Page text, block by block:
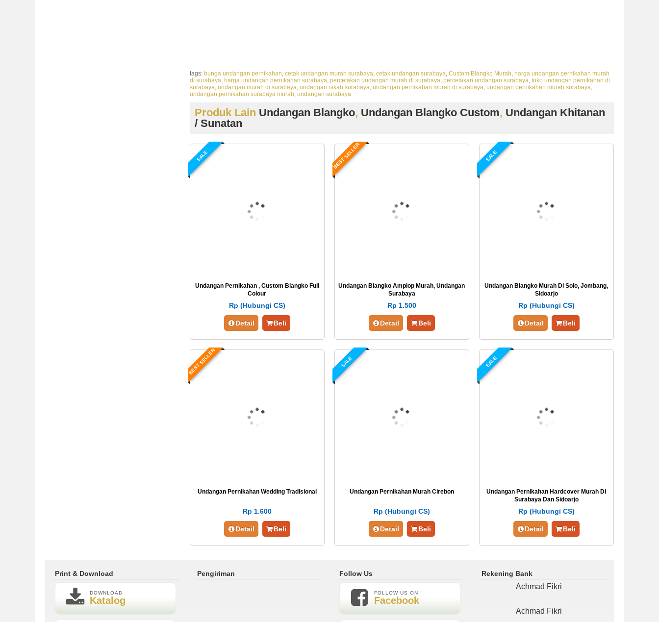
tags: bunga undangan pernikahan, cetak undangan murah surabaya, cetak undangan surabaya, Custom Blangko Murah, harga undangan pernikahan murah
di surabaya, harga undangan pernikahan surabaya, percetakan undangan murah di surabaya, percetakan undangan surabaya, toko undangan pernikahan di
surabaya, undangan murah di surabaya, undangan nikah surabaya, undangan pernikahan murah di surabaya, undangan pernikahan murah surabaya,
undangan pernikahan surabaya murah, undangan surabaya
Produk Lain Undangan Blangko, Undangan Blangko Custom, Undangan Khitanan
/ Sunatan
SALE
Undangan Pernikahan , Custom Blangko Full
Colour
Rp (Hubungi CS)
Detail Beli
BEST SELLER
Undangan Blangko Amplop Murah, Undangan
Surabaya
Rp 1.500
Detail Beli
SALE
Undangan Blangko Murah Di Solo, Jombang,
Sidoarjo
Rp (Hubungi CS)
Detail Beli
BEST SELLER
Undangan Pernikahan Wedding Tradisional
Rp 1.600
Detail Beli
SALE
Undangan Pernikahan Murah Cirebon
Rp (Hubungi CS)
Detail Beli
SALE
Undangan Pernikahan Hardcover Murah Di
Surabaya Dan Sidoarjo
Rp (Hubungi CS)
Detail Beli
Print & Download
DOWNLOAD
Katalog
Pengiriman Follow Us
FOLLOW US ON
Facebook
Rekening Bank
Achmad Fikri
Achmad Fikri